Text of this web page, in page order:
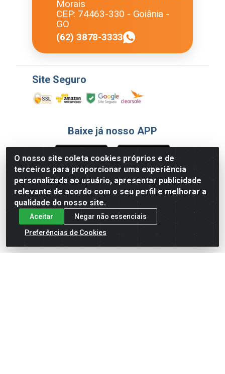
O nosso site coleta cookies próprios e de
terceiros para proporcionar uma experiência
personalizada ao usuário, apresentar publicidade
relevante de acordo com o seu perfil e melhorar a
qualidade do nosso site.
Aceitar
Negar não essenciais
Preferências de Cookies
Morais
CEP: 74463-330 - Goiânia -
GO
(62) 3878-3333
Site Seguro
Baixe já nosso APP
Formas de Pagamento